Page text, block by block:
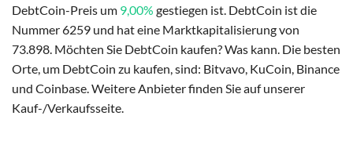
DebtCoin-Preis um 9,00% gestiegen ist. DebtCoin ist die
Nummer 6259 und hat eine Marktkapitalisierung von
73.898. Möchten Sie DebtCoin kaufen? Was kann. Die besten
Orte, um DebtCoin zu kaufen, sind: Bitvavo, KuCoin, Binance
und Coinbase. Weitere Anbieter finden Sie auf unserer
Kauf-/Verkaufsseite.